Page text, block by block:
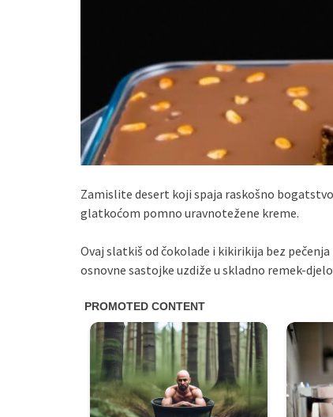
Zamislite desert koji spaja raskošno
glatkoćom pomno uravnotežene kreme.
Ovaj slatkiš od čokolade i kikirikija bez
osnovne sastojke uzdiže u skladno remek-